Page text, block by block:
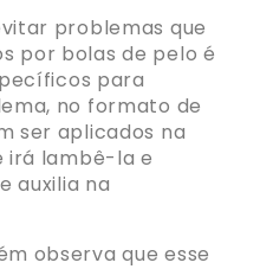
problemas que
por bolas de pelo é
para
no formato de
ser aplicados na
irá lambê-la e
auxilia na
observa que esse